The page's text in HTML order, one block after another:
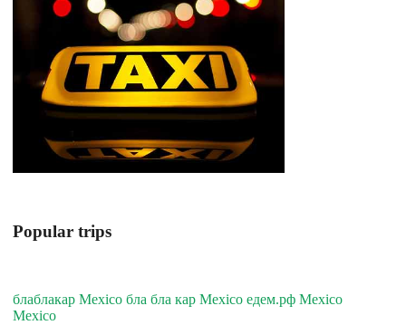
Popular trips
блаблакар Mexico бла бла кар Mexico едем.рф Mexico
Mexico